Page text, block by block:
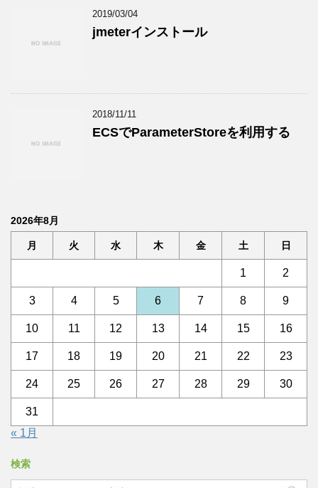
2019/03/04
jmeterインストール
2018/11/11
ECSでParameterStoreを利用する
2026年8月
月 火 水 木 金 土 日
1 2
3 4 5 6 7 8 9
10 11 12 13 14 15 16
17 18 19 20 21 22 23
24 25 26 27 28 29 30
31
« 1月
検索